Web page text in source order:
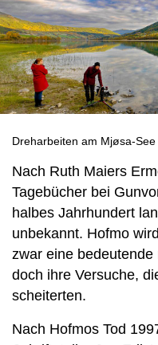
Dreharbeiten am Mjøsa-
Nach Ruth Maiers
Tagebücher bei
halbes Jahrhundert
unbekannt. Hofmo
zwar eine
doch ihre Versuche,
scheiterten.
Nach Hofmos Tod